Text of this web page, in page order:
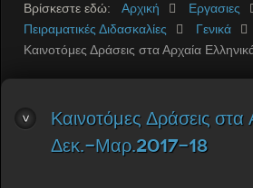
Βρίσκεστε εδώ: Αρχική
Εργασιες
Πειραματικές Διδασκαλίες
Γενικά
Καινοτόμες Δράσεις στα Αρχαία
Καινοτόμες Δράσεις στα
Δεκ.-Μαρ.2017-18